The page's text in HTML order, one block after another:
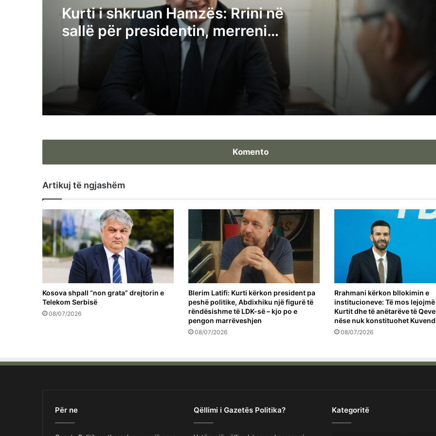
Kurti i shkruan Hamzës: Rrini në
sallë për presidentin, merreni
kryetarin e Kuvendit
Avni Dehari thërret vazhdimin e seancës
konstituive të Kuvendit për nesër në
Komento
Artikuj të ngjashëm
Kosova shpall “non grata” drejtorin e
Telekom Serbisë
08/07/2026
Blerim Latifi: Kurti kërkon president pa
peshë politike, Abdixhiku një figurë të
rëndësishme të LDK-së – kjo po e
pengon marrëveshjen
08/07/2026
Rrahmani kërkon bllokimin e
institucioneve: Të mos
Kurtit dhe të anëtarëve të
nëse nuk konstituohet
08/07/2026
Për ne Qëllimi i Gazetës Politika? Kategoritë